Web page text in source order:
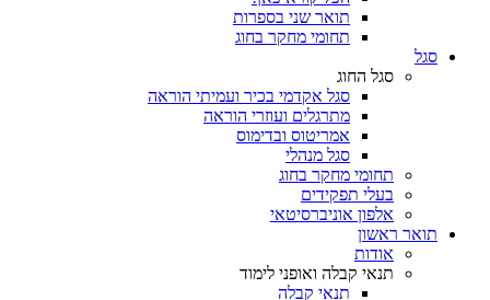
תואר שני בספרות
תחומי מחקר בחוג
סגל
סגל החוג
סגל אקדמי בכיר ועמיתי הוראה
מתרגלים ועוזרי הוראה
אמריטוס ובדימוס
סגל מנהלי
תחומי מחקר בחוג
בעלי תפקידים
אלפון אוניברסיטאי
תואר ראשון
אודות
תנאי קבלה ואופני לימוד
תנאי קבלה